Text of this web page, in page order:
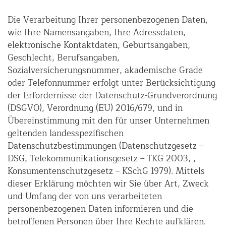
Die Verarbeitung Ihrer personenbezogenen Daten,
wie Ihre Namensangaben, Ihre Adressdaten,
elektronische Kontaktdaten, Geburtsangaben,
Geschlecht, Berufsangaben,
Sozialversicherungsnummer, akademische Grade
oder Telefonnummer erfolgt unter Berücksichtigung
der Erfordernisse der Datenschutz-Grundverordnung
(DSGVO), Verordnung (EU) 2016/679, und in
Übereinstimmung mit den für unser Unternehmen
geltenden landesspezifischen
Datenschutzbestimmungen (Datenschutzgesetz –
DSG, Telekommunikationsgesetz – TKG 2003, ,
Konsumentenschutzgesetz – KSchG 1979). Mittels
dieser Erklärung möchten wir Sie über Art, Zweck
und Umfang der von uns verarbeiteten
personenbezogenen Daten informieren und die
betroffenen Personen über Ihre Rechte aufklären.